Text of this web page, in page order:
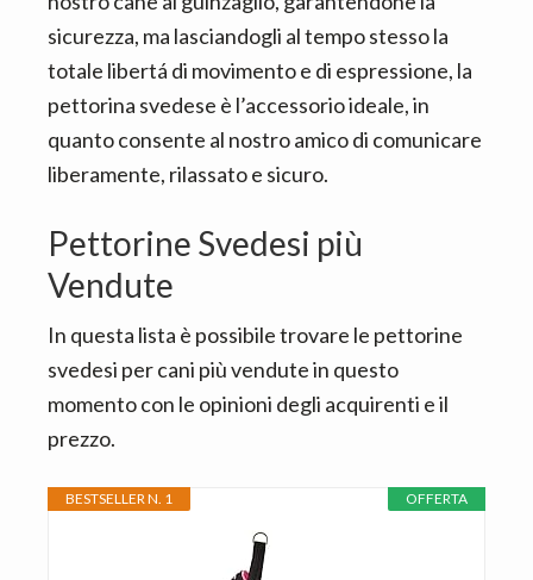
sicurezza, ma lasciandogli al tempo stesso la
totale libertá di movimento e di espressione, la
pettorina svedese è l’accessorio ideale, in
quanto consente al nostro amico di comunicare
liberamente, rilassato e sicuro.
Pettorine Svedesi più
Vendute
In questa lista è possibile trovare le pettorine
svedesi per cani più vendute in questo
momento con le opinioni degli acquirenti e il
prezzo.
OFFERTA
BESTSELLER N. 1